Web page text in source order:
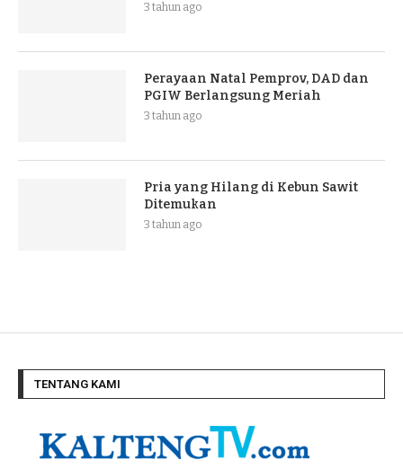
3 tahun ago
Perayaan Natal Pemprov, DAD dan
PGIW Berlangsung Meriah
3 tahun ago
Pria yang Hilang di Kebun Sawit
Ditemukan
3 tahun ago
TENTANG KAMI